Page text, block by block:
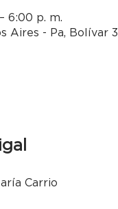
6:00 p. m.
Aires - Pa, Bolívar
Carrio